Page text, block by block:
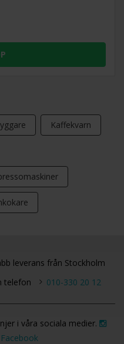
Kaffekvarn
leverans från Stockholm
telefon
010-330 20 12
i våra sociala medier.